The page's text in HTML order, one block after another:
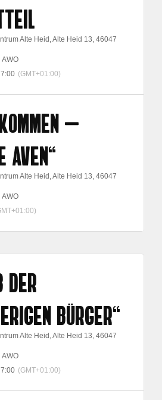
Alte Heid , Alte Heid 13, 46047
AWO
(GMT+01:00)
–
AVEN“
Alte Heid , Alte Heid 13, 46047
AWO
DER
BÜRGER“
Alte Heid , Alte Heid 13, 46047
AWO
(GMT+01:00)